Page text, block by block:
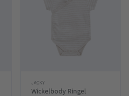
JACKY
Wickelbody Ringel